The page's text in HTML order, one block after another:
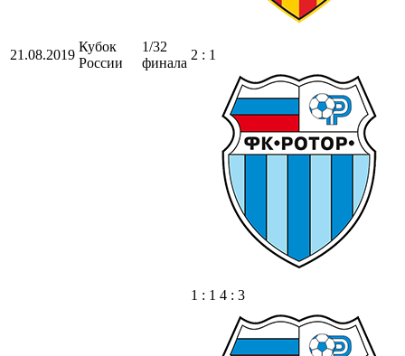
21.08.2019
Кубок
России
1/32
финала
2 : 1
1 : 1 4 : 3